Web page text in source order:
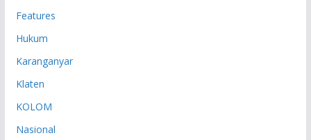
Features
Hukum
Karanganyar
Klaten
KOLOM
Nasional